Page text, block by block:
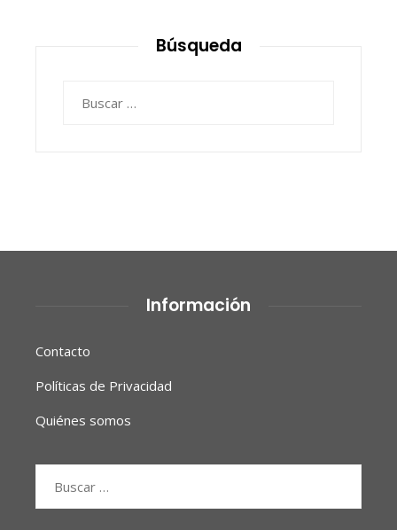
Búsqueda
Información
Contacto
Políticas de Privacidad
Quiénes somos